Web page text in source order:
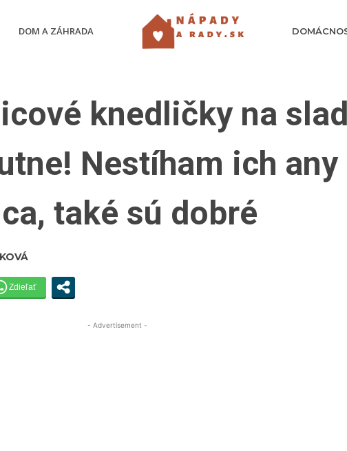
DOM A ZÁHRADA
knedličky na
Nestíham ich any
také sú dobré
- Advertisement -